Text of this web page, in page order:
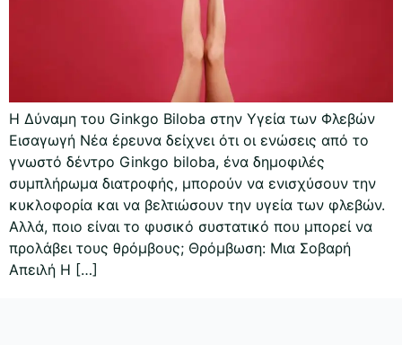
Η Δύναμη του Ginkgo Biloba στην Υγεία των Φλεβών
Εισαγωγή Νέα έρευνα δείχνει ότι οι ενώσεις από το
γνωστό δέντρο Ginkgo biloba, ένα δημοφιλές
συμπλήρωμα διατροφής, μπορούν να ενισχύσουν την
κυκλοφορία και να βελτιώσουν την υγεία των φλεβών.
Αλλά, ποιο είναι το φυσικό συστατικό που μπορεί να
προλάβει τους θρόμβους; Θρόμβωση: Μια Σοβαρή
Απειλή Η […]